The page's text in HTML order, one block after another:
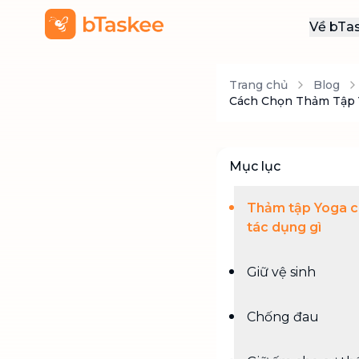
Về
Trang chủ Blog
Cách Chọn Thảm
Mục lục
Thảm tập Yoga
tác dụng gì
Giữ vệ sinh
Chống đau